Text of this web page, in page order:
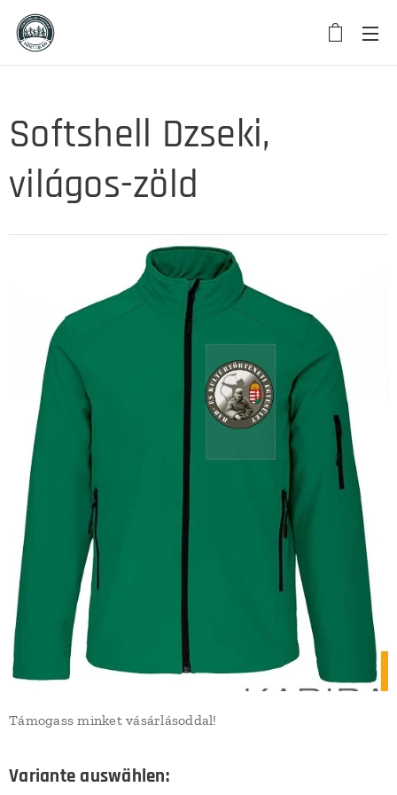
Softshell Dzseki,
világos-zöld
Támogass minket vásárlásoddal!
Variante auswählen: